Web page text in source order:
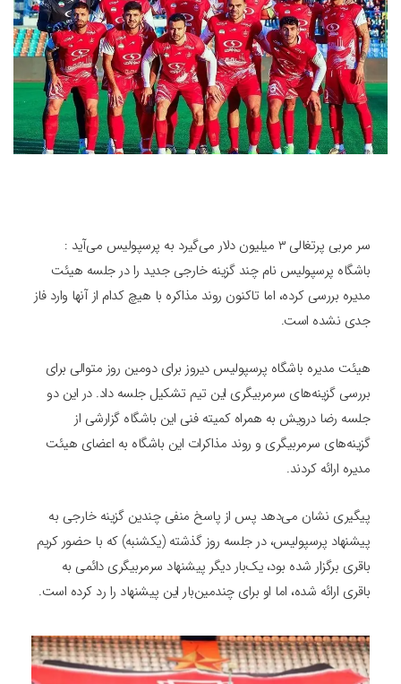
سر مربی پرتغالی ۳ میلیون دلار می‌گیرد به پرسپولیس می‌آید :
باشگاه پرسپولیس نام چند گزینه خارجی جدید را در جلسه هیئت
مدیره بررسی کرده، اما تاکنون روند مذاکره با هیچ کدام از آنها وارد فاز
جدی نشده است.
هیئت مدیره باشگاه پرسپولیس دیروز برای دومین روز متوالی برای
بررسی گزینه‌های سرمربیگری این تیم تشکیل جلسه داد. در این دو
جلسه رضا درویش به همراه کمیته فنی این باشگاه گزارشی از
گزینه‌های سرمربیگری و روند مذاکرات این باشگاه به اعضای هیئت
مدیره ارائه کردند.
پیگیری نشان می‌دهد پس از پاسخ منفی چندین گزینه خارجی به
پیشنهاد پرسپولیس، در جلسه روز گذشته (یکشنبه) که با حضور کریم
باقری برگزار شده بود، یک‌بار دیگر پیشنهاد سرمربیگری دائمی به
باقری ارائه شده، اما او برای چندمین‌بار این پیشنهاد را رد کرده است.